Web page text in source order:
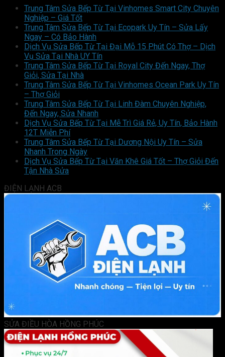
Trung Tâm Sửa Bếp Từ Tại Vinhomes Smart City Chuyên
Nghiệp – Giá Tốt
Trung Tâm Sửa Bếp Từ Tại Ecopark Uy Tín – Sửa Lấy
Ngay – Có Bảo Hành
Dịch Vụ Sửa Bếp Từ Tại Đại Mỗ 15 Phút Có Thợ – Dịch
Vụ Sửa Tại Nhà UY Tín
Trung Tâm Sửa Bếp Từ Tại Royal City Đến Ngay, Thợ
Giỏi, Sửa Tại Nhà
Trung Tâm Sửa Bếp Từ Tại Vinhomes Ocean Park Uy Tín
– Thợ Giỏi
Trung Tâm Sửa Bếp Từ Tại Linh Đàm Chuyên Nghiệp,
Đến Ngay, Sửa Nhanh
Dịch Vụ Sửa Bếp Từ Tại Mễ Trì Giá Rẻ, Uy Tín, Bảo Hành
12T Miễn Phí
Trung Tâm Sửa Bếp Từ Tại Dương Nội Uy Tín – Sửa
Nhanh Trong Ngày
Dịch Vụ Sửa Bếp Từ Tại Văn Khê Giá Tốt – Thợ Giỏi Đến
Tận Nhà Sửa
ĐIỆN LẠNH ACB
SỬA ĐIỀU HÒA HỒNG PHÚC